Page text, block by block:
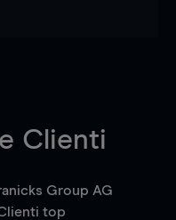
Clienti
Group AG
top